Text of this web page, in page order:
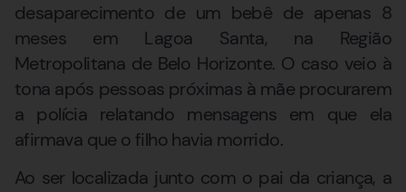
desaparecimento de um bebê de apenas 8
meses em Lagoa Santa, na Região
Metropolitana de Belo Horizonte. O caso veio à
tona após pessoas próximas à mãe procurarem
a polícia relatando mensagens em que ela
afirmava que o filho havia morrido.
Ao ser localizada junto com o pai da criança, a